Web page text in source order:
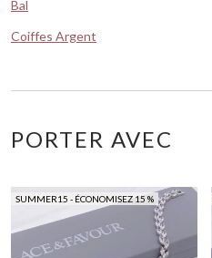
Bal
Coiffes Argent
PORTER AVEC
SUMMER15 - ÉCONOMISEZ 15 %